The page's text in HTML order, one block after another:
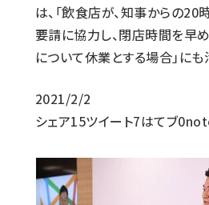
は、「飲食店が、知事からの
要請に協力し、閉店時間を早
について休業とする場合」に
2021/2/2
シェア15ツイート7はてブ0